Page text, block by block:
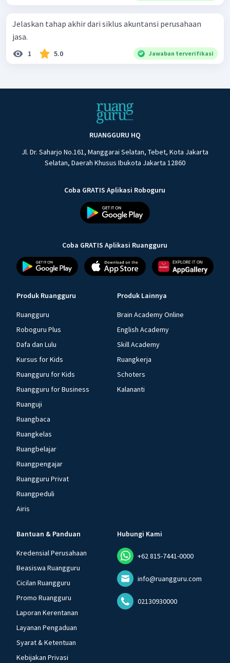
Jelaskan tahap akhir dari siklus akuntansi perusahaan
jasa.
1 5.0 Jawaban terverifikasi
RUANGGURU HQ
Jl. Dr. Saharjo No.161, Manggarai Selatan, Tebet, Kota Jakarta
Selatan, Daerah Khusus Ibukota Jakarta 12860
Coba GRATIS Aplikasi Roboguru
Coba GRATIS Aplikasi Ruangguru
Produk Ruangguru
Ruangguru
Roboguru Plus
Dafa dan Lulu
Kursus for Kids
Ruangguru for Kids
Ruangguru for Business
Ruanguji
Ruangbaca
Ruangkelas
Ruangbelajar
Ruangpengajar
Ruangguru Privat
Ruangpeduli
Airis
Produk Lainnya
Brain Academy Online
English Academy
Skill Academy
Ruangkerja
Schoters
Kalananti
Bantuan & Panduan
Kredensial Perusahaan
Beasiswa Ruangguru
Cicilan Ruangguru
Promo Ruangguru
Laporan Kerentanan
Layanan Pengaduan
Syarat & Ketentuan
Kebijakan Privasi
Hubungi Kami
+62 815-7441-0000
info@ruangguru.com
02130930000